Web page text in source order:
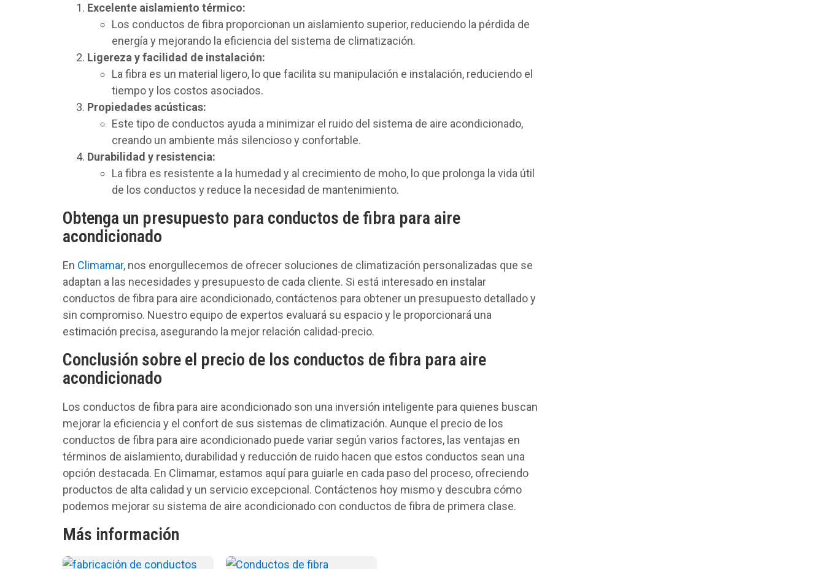
Excelente aislamiento térmico:
Los conductos de fibra proporcionan un aislamiento superior, reduciendo la pérdida de
energía y mejorando la eficiencia del sistema de climatización.
Ligereza y facilidad de instalación:
La fibra es un material ligero, lo que facilita su manipulación e instalación, reduciendo el
tiempo y los costos asociados.
Propiedades acústicas:
Este tipo de conductos ayuda a minimizar el ruido del sistema de aire acondicionado,
creando un ambiente más silencioso y confortable.
Durabilidad y resistencia:
La fibra es resistente a la humedad y al crecimiento de moho, lo que prolonga la vida útil
de los conductos y reduce la necesidad de mantenimiento.
Obtenga un presupuesto para conductos de fibra para aire
acondicionado
En Climamar, nos enorgullecemos de ofrecer soluciones de climatización personalizadas que se
adaptan a las necesidades y presupuesto de cada cliente. Si está interesado en instalar
conductos de fibra para aire acondicionado, contáctenos para obtener un presupuesto detallado y
sin compromiso. Nuestro equipo de expertos evaluará su espacio y le proporcionará una
estimación precisa, asegurando la mejor relación calidad-precio.
Conclusión sobre el precio de los conductos de fibra para aire
acondicionado
Los conductos de fibra para aire acondicionado son una inversión inteligente para quienes buscan
mejorar la eficiencia y el confort de sus sistemas de climatización. Aunque el precio de los
conductos de fibra para aire acondicionado puede variar según varios factores, las ventajas en
términos de aislamiento, durabilidad y reducción de ruido hacen que estos conductos sean una
opción destacada. En Climamar, estamos aquí para guiarle en cada paso del proceso, ofreciendo
productos de alta calidad y un servicio excepcional. Contáctenos hoy mismo y descubra cómo
podemos mejorar su sistema de aire acondicionado con conductos de fibra de primera clase.
Más información